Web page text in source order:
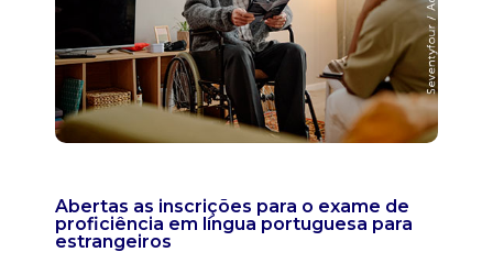
Abertas as inscrições para o exame de
proficiência em língua portuguesa para
estrangeiros